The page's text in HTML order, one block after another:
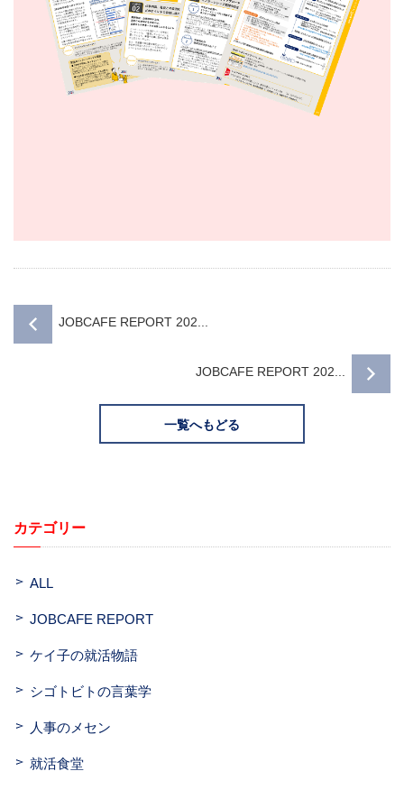
JOBCAFE REPORT 202...
JOBCAFE REPORT 202...
一覧へもどる
カテゴリー
ALL
JOBCAFE REPORT
ケイ子の就活物語
シゴトビトの言葉学
人事のメセン
就活食堂